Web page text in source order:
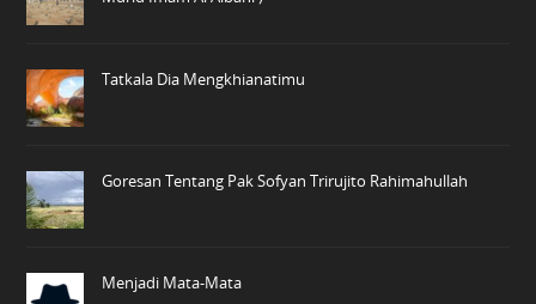
Tatkala Dia Mengkhianatimu
Goresan Tentang Pak Sofyan Trirujito Rahimahullah
Menjadi Mata-Mata